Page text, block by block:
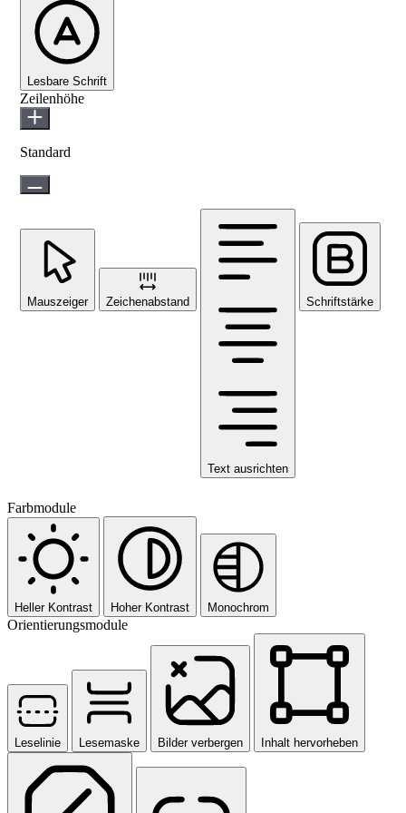
Lesbare Schrift
Zeilenhöhe
Standard
Mauszeiger Zeichenabstand
Text ausrichten
Schriftstärke
Farbmodule
Heller Kontrast Hoher Kontrast Monochrom
Orientierungsmodule
Leselinie Lesemaske Bilder verbergen Inhalt hervorheben